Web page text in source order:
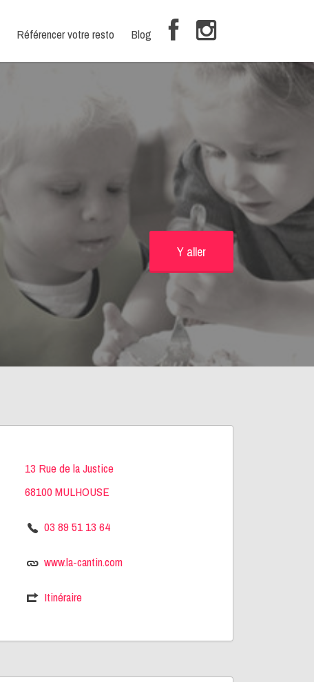
Référencer votre resto Blog
Y aller
13 Rue de la Justice
68100 MULHOUSE
03 89 51 13 64
www.la-cantin.com
Itinéraire